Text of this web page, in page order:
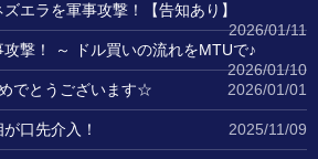
エラを軍事攻撃！【告知あり】
2026/01/11
撃！ ～ ドル買いの流れをMTUで♪
2026/01/10
でとうございます☆
2026/01/01
口先介入！ 2025/11/09